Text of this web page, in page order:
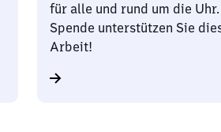
für alle und rund um die
Spende unterstützen Sie
Arbeit!